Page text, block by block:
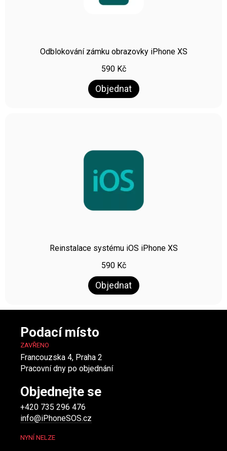
Odblokování zámku obrazovky iPhone XS
590 Kč
Objednat
Reinstalace systému iOS iPhone XS
590 Kč
Objednat
Podací místo
ZAVŘENO
Francouzska 4, Praha 2
Pracovní dny po objednání
Objednejte se
+420 735 296 476
info@iPhoneSOS.cz
NYNÍ NELZE